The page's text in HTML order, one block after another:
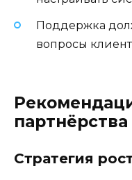
Поддержка
вопросы
партнёрства
Стратегия